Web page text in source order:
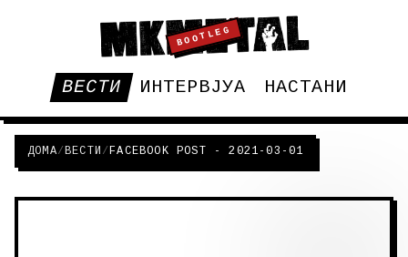
BOOTLEG
ВЕСТИ ИНТЕРВЈУА НАСТАНИ
ДОМА/ВЕСТИ /FACEBOOK POST - 2021-03-01